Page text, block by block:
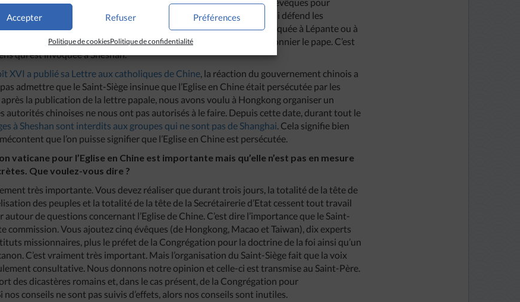
Accepter Refuser Préférences
Politique de cookiesPolitique de confidentialité
Vierge Marie, Auxiliaire des chrétiens. C’est donc la Vierge Marie qui défend les
qui les guettent qui est ici honorée. C’est la Vierge qui a été invoquée à Lépante ou à
C’est la Vierge qui a été invoquée lorsque Napoléon a fait prisonnier le pape. C’est
qui est invoquée à Sheshan.
XVI a publié sa Lettre aux catholiques de Chine, la réaction du gouvernement chinois a
admettre que le Saint-Siège insinue que l’Eglise en Chine était persécutée par les
la publication de la lettre papale, nous avons voulu à Hongkong organiser un
autorités chinoises ne nous ont pas autorisés à le faire. Depuis cette date, durant tout le
à Sheshan sont interdits aux groupes qui ne sont pas de Shanghai. Cela signifie bien
que l’on puisse signifier que l’Eglise en Chine est persécutée.
vaticane pour l’Eglise en Chine est importante mais qu’elle n’est pas en mesure
Que voulez-vous dire ?
très importante. Vous devez réaliser que durant trois jours, la totalité de la tête de
des peuples et la totalité de la tête de la Secrétairerie d’Etat cessent tout travail
de questions concernant l’Eglise de Chine. C’est dire l’importance que le Saint-
commission. Vous ajoutez cinq évêques (de Hongkong, Macao et Taiwan), dix experts
missionnaires, plus le préfet de la Congrégation pour la doctrine de la foi ainsi qu’un
C’est vraiment très important. Mais l’organisation du Saint-Siège fait que la voix
consultative. Nous donnons notre opinion et celle-ci est transmise au Saint-Père.
des dicastères romains et, dans le cas présent, de la Congrégation pour
nos conseils ne sont pas suivis d’effets, alors nos conseils sont inutiles.